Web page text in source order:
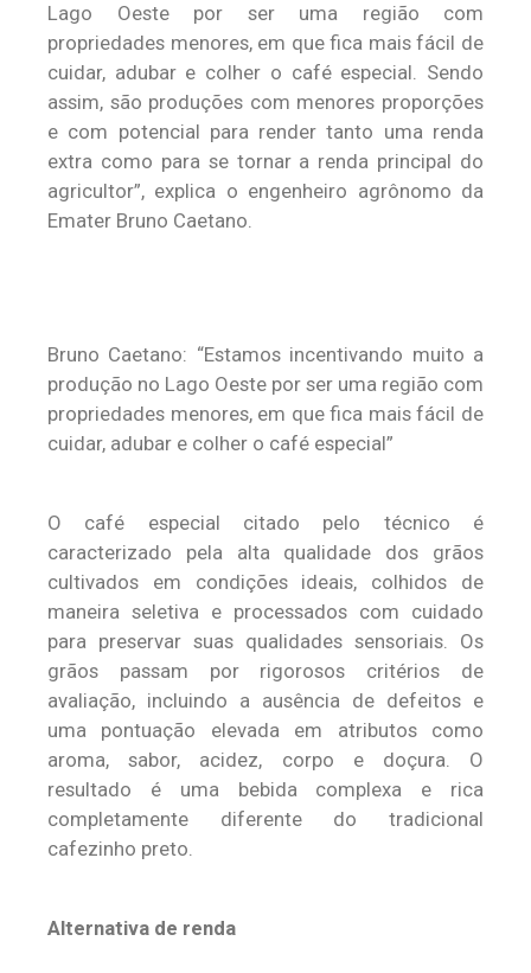
Lago Oeste por ser uma região com
propriedades menores, em que fica mais fácil de
cuidar, adubar e colher o café especial. Sendo
assim, são produções com menores proporções
e com potencial para render tanto uma renda
extra como para se tornar a renda principal do
agricultor”, explica o engenheiro agrônomo da
Emater Bruno Caetano.
Bruno Caetano: “Estamos incentivando muito a
produção no Lago Oeste por ser uma região com
propriedades menores, em que fica mais fácil de
cuidar, adubar e colher o café especial”
O café especial citado pelo técnico é
caracterizado pela alta qualidade dos grãos
cultivados em condições ideais, colhidos de
maneira seletiva e processados com cuidado
para preservar suas qualidades sensoriais. Os
grãos passam por rigorosos critérios de
avaliação, incluindo a ausência de defeitos e
uma pontuação elevada em atributos como
aroma, sabor, acidez, corpo e doçura. O
resultado é uma bebida complexa e rica
completamente diferente do tradicional
cafezinho preto.
Alternativa de renda